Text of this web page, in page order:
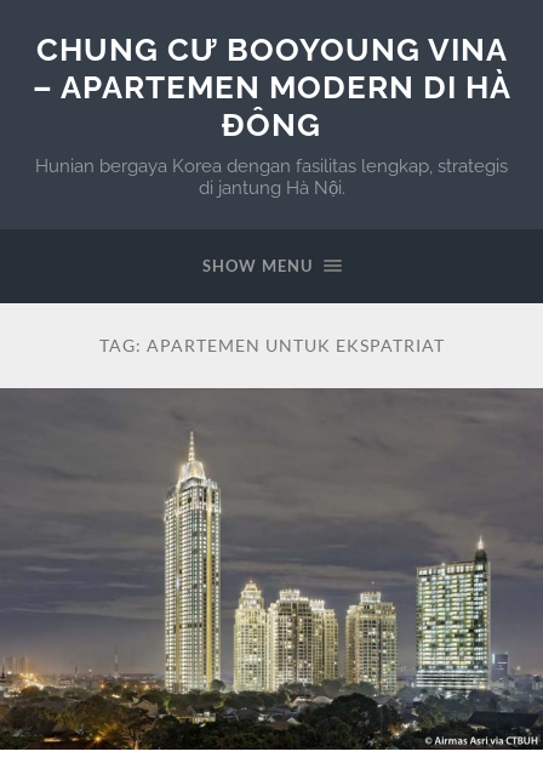
CHUNG CƯ BOOYOUNG VINA
– APARTEMEN MODERN DI HÀ
ĐÔNG
Hunian bergaya Korea dengan fasilitas lengkap, strategis
di jantung Hà Nội.
SHOW MENU
TAG: APARTEMEN UNTUK EKSPATRIAT